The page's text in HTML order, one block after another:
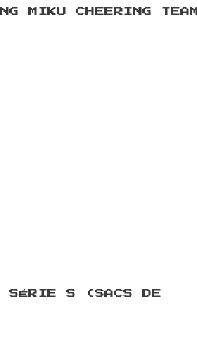
MIKU CHEERING TEAM
SÉRIE S (SACS DE